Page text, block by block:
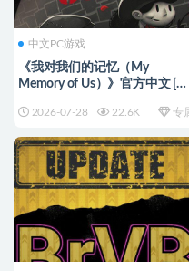
中文PC游戏
《我对我们的记忆（My
Memory of Us）》官方中文 [中
2026-07-28 22.6K 专